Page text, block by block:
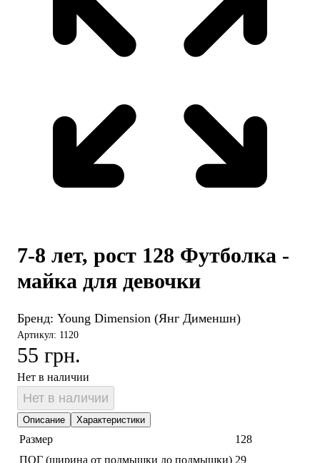
7-8 лет, рост 128 Футболка -
майка для девочки
Бренд: Young Dimension (Янг Дименшн)
Артикул: 1120
55 грн.
Нет в наличии
Нет в наличии
Описание Характеристики
Размер
128
ПОГ (ширина от подмышки до подмышки) 29